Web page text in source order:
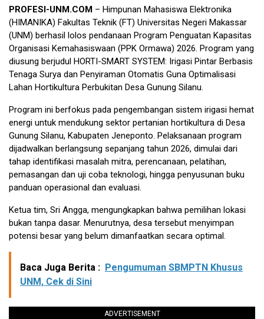
PROFESI-UNM.COM – Himpunan Mahasiswa Elektronika
(HIMANIKA) Fakultas Teknik (FT) Universitas Negeri Makassar
(UNM) berhasil lolos pendanaan Program Penguatan Kapasitas
Organisasi Kemahasiswaan (PPK Ormawa) 2026. Program yang
diusung berjudul HORTI-SMART SYSTEM: Irigasi Pintar Berbasis
Tenaga Surya dan Penyiraman Otomatis Guna Optimalisasi
Lahan Hortikultura Perbukitan Desa Gunung Silanu.
Program ini berfokus pada pengembangan sistem irigasi hemat
energi untuk mendukung sektor pertanian hortikultura di Desa
Gunung Silanu, Kabupaten Jeneponto. Pelaksanaan program
dijadwalkan berlangsung sepanjang tahun 2026, dimulai dari
tahap identifikasi masalah mitra, perencanaan, pelatihan,
pemasangan dan uji coba teknologi, hingga penyusunan buku
panduan operasional dan evaluasi.
Ketua tim, Sri Angga, mengungkapkan bahwa pemilihan lokasi
bukan tanpa dasar. Menurutnya, desa tersebut menyimpan
potensi besar yang belum dimanfaatkan secara optimal.
Baca Juga Berita : Pengumuman SBMPTN Khusus
UNM, Cek di Sini
ADVERTISEMENT